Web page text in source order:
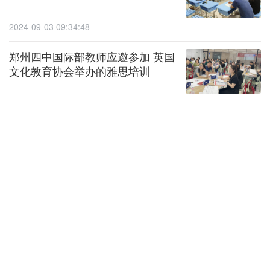
2024-09-03 09:34:48
郑州四中国际部教师应邀参加 英国
文化教育协会举办的雅思培训